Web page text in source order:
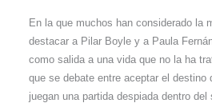
En la que muchos han considerado la
destacar a Pilar Boyle y a Paula
como salida a una vida que no la ha
que se debate entre aceptar el
juegan una partida despiada dentro